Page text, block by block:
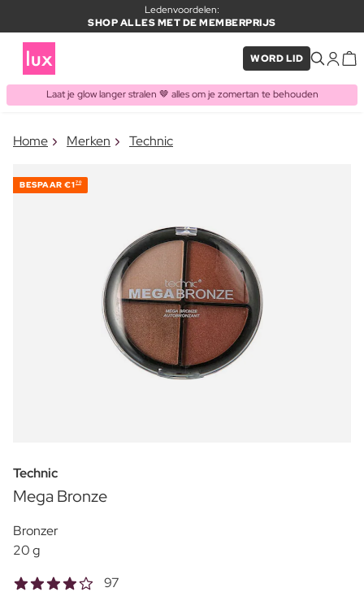
Ledenvoordelen:
SHOP ALLES MET DE MEMBERPRIJS
WORD LID
Laat je glow langer stralen 🤎 alles om je zomertan te behouden
ITEM TOEGEVOEGD AAN
Home Merken Technic
BESPAAR €170
Technic
Mega Bronze
Bronzer
20 g
97